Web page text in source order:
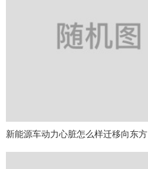
新能源车动力心脏怎么样迁移向东方